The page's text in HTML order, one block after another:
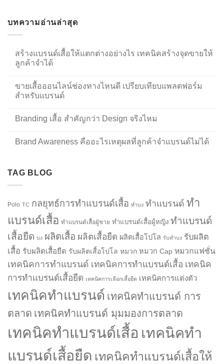
บทความอ่านล่าสุด
สร้างแบรนด์เสื้อให้แตกต่างอย่างไร เทคนิคสร้างจุดขายให้
ลูกค้าจำได้
ขายเสื้อออนไลน์ช่องทางไหนดี เปรียบเทียบแพลตฟอร์ม
สำหรับแบรนด์
Branding เสื้อ สำคัญกว่า Design จริงไหม
Brand Awareness คืออะไรเหตุผลที่ลูกค้าจำแบรนด์ไม่ได้
TAG BLOG
Polo TC กลยุทธ์การทำแบรนด์เสื้อ ทำบง ทำแบรนด์ ทำ
แบรนด์เสื้อ ทำแบรนด์เสื้อผู้ชาย ทำแบรนด์เสื้อผู้หญิง ทำแบรนด์
เสื้อยืด บง ผลิตเสื้อ ผลิตเสื้อยืด ผลิตเสื้อโปโล รับทำบง รับผลิต
เสื้อ รับผลิตเสื้อยืด รับผลิตเสื้อโปโล หมวก หมวก Cap หมวกแฟชั่น
เทคนิคการทำแบรนด์ เทคนิคการทำแบรนด์เสื้อ เทคนิค
การทำแบรนด์เสื้อยืด เทคนิคการเลือกเสื้อยืด เทคนิคการแต่งตัว
เทคนิคทำแบรนด์ เทคนิคทำแบรนด์ การ
ตลาด เทคนิคทำแบรนด์ มุมมองการตลาด
เทคนิคทำแบรนด์เสื้อ เทคนิคทำ
แบรนด์เสื้อยืด เทคนิคทำแบรนด์เสื้อให้